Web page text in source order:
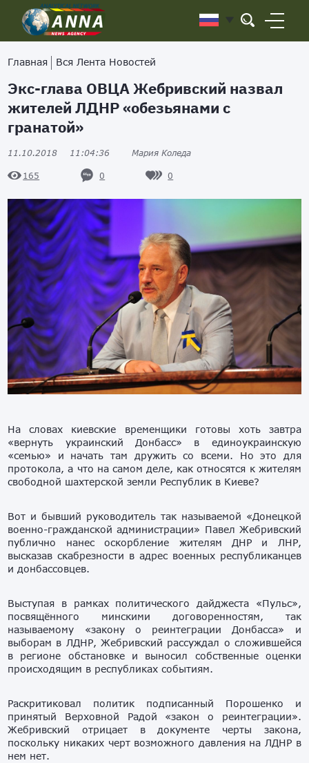
Главная Вся Лента Новостей
Экс-глава ОВЦА Жебривский назвал
жителей ЛДНР «обезьянами с
гранатой»
11.10.2018 11:04:36 Мария Коледа
165 0 0
На словах киевские временщики готовы хоть завтра
«вернуть украинский Донбасс» в единоукраинскую
«семью» и начать там дружить со всеми. Но это для
протокола, а что на самом деле, как относятся к жителям
свободной шахтерской земли Республик в Киеве?
Вот и бывший руководитель так называемой «Донецкой
военно-гражданской администрации» Павел Жебривский
публично нанес оскорбление жителям ДНР и ЛНР,
высказав скабрезности в адрес военных республиканцев
и донбассовцев.
Выступая в рамках политического дайджеста «Пульс»,
посвящённого минскими договоренностям, так
называемому «закону о реинтеграции Донбасса» и
выборам в ЛДНР, Жебривский рассуждал о сложившейся
в регионе обстановке и выносил собственные оценки
происходящим в республиках событиям.
Раскритиковал политик подписанный Порошенко и
принятый Верховной Радой «закон о реинтеграции».
Жебривский отрицает в документе черты закона,
поскольку никаких черт возможного давления на ЛДНР в
нем нет.